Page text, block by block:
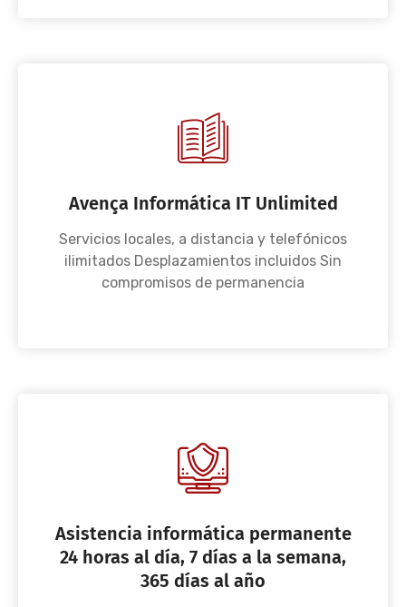
Avença Informática IT Unlimited
Servicios locales, a distancia y telefónicos
ilimitados Desplazamientos incluidos Sin
compromisos de permanencia
Asistencia informática permanente
24 horas al día, 7 días a la semana,
365 días al año